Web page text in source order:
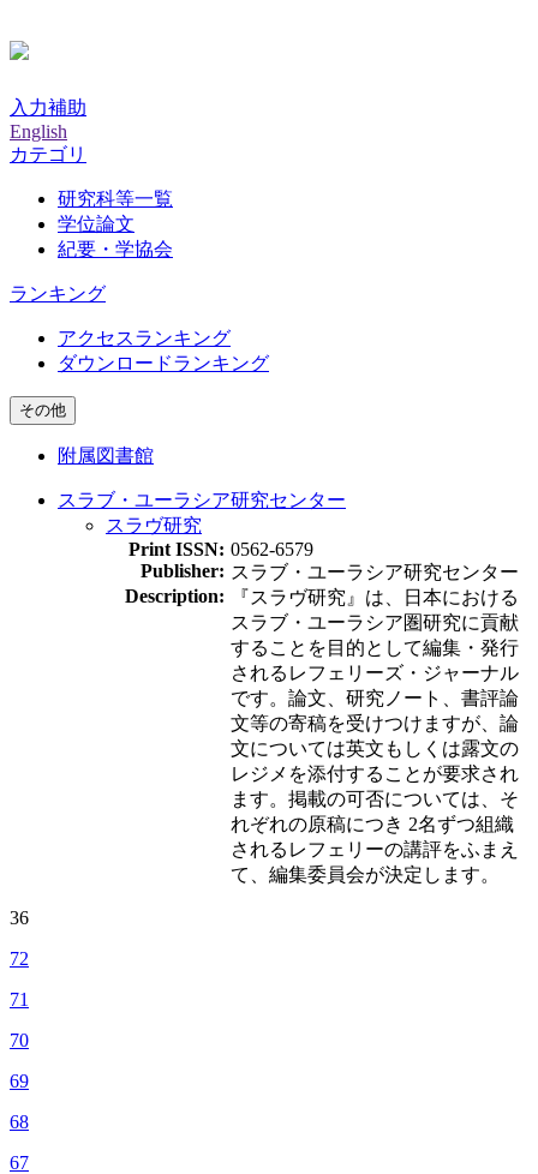
入力補助
English
カテゴリ
研究科等一覧
学位論文
紀要・学協会
ランキング
アクセスランキング
ダウンロードランキング
その他
附属図書館
スラブ・ユーラシア研究センター
スラヴ研究
Print ISSN: 0562-6579
Publisher: スラブ・ユーラシア研究センター
Description:
『スラヴ研究』は、日本における
スラブ・ユーラシア圏研究に貢献
することを目的として編集・発行
されるレフェリーズ・ジャーナル
です。論文、研究ノート、書評論
文等の寄稿を受けつけますが、論
文については英文もしくは露文の
レジメを添付することが要求され
ます。掲載の可否については、そ
れぞれの原稿につき 2名ずつ組織
されるレフェリーの講評をふまえ
て、編集委員会が決定します。
36
72
71
70
69
68
67